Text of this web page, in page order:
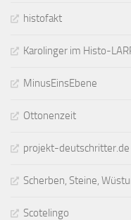
histofakt
Karolinger im Histo-
MinusEinsEbene
Ottonenzeit
projekt-deutschritter.de
Scherben, Steine,
Scotelingo